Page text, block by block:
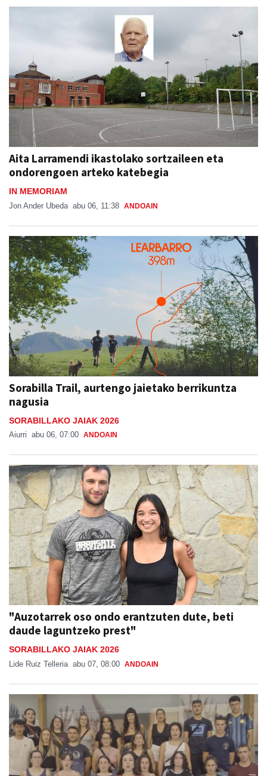
Aita Larramendi ikastolako sortzaileen eta
ondorengoen arteko katebegia
IN MEMORIAM
Jon Ander Ubeda abu 06, 11:38 ANDOAIN
Sorabilla Trail, aurtengo jaietako berrikuntza
nagusia
SORABILLAKO JAIAK 2026
Aiurri abu 06, 07:00 ANDOAIN
"Auzotarrek oso ondo erantzuten dute, beti
daude laguntzeko prest"
SORABILLAKO JAIAK 2026
Lide Ruiz Telleria abu 07, 08:00 ANDOAIN